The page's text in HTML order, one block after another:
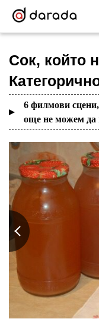
Сок, който
6 филмови
още не можем да